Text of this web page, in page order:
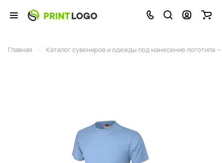
Главная Каталог сувениров и одежды под нанесение логотипа